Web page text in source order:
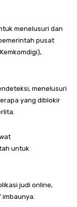
menelusuri dan
pusat
menelusuri
yang diblokir
untuk
judi online,